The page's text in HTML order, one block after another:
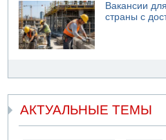
Вакансии
страны с
АКТУАЛЬНЫЕ ТЕМЫ